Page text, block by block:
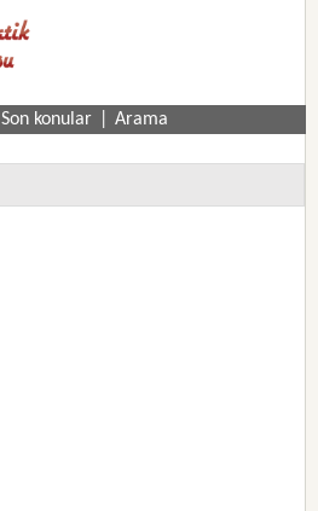
Son konular
Arama